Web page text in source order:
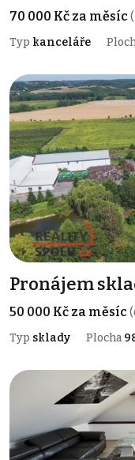
70 000 Kč za měsíc
Typ kanceláře
Pronájem
50 000 Kč za měsíc
Typ sklady Plocha